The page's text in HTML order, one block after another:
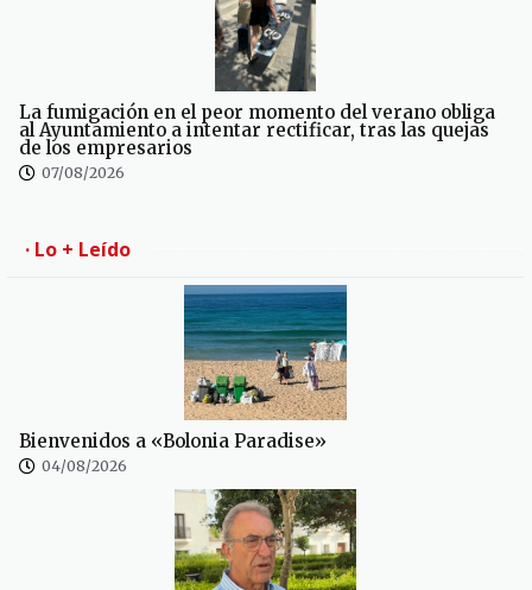
La fumigación en el peor momento del verano obliga
al Ayuntamiento a intentar rectificar, tras las quejas
de los empresarios
07/08/2026
· Lo + Leído
Bienvenidos a «Bolonia Paradise»
04/08/2026